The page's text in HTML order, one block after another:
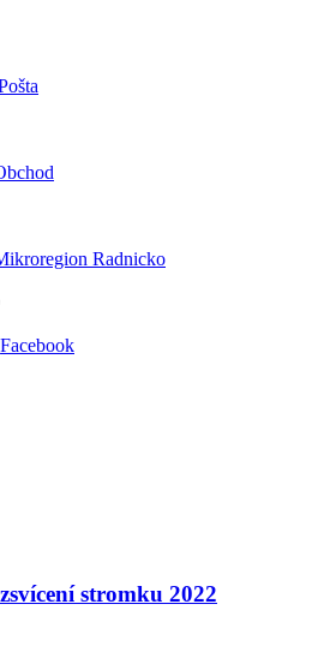
Radnicko
Facebook
stromku 2022